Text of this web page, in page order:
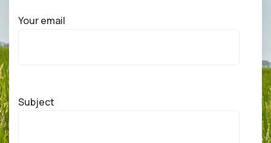
Your email
Subject